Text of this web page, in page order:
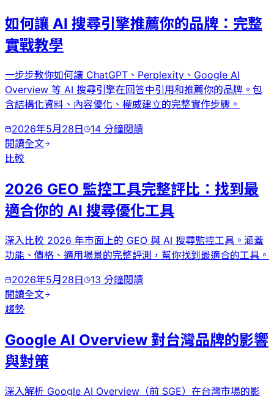
如何讓 AI 搜尋引擎推薦你的品牌：完整
實戰教學
一步步教你如何讓 ChatGPT、Perplexity、Google AI
Overview 等 AI 搜尋引擎在回答中引用和推薦你的品牌。包
含結構化資料、內容優化、權威建立的完整實作步驟。
2026年5月28日
14 分鐘閱讀
閱讀全文
比較
2026 GEO 監控工具完整評比：找到最
適合你的 AI 搜尋優化工具
深入比較 2026 年市面上的 GEO 與 AI 搜尋監控工具。涵蓋
功能、價格、適用場景的完整評測，幫你找到最適合的工具。
2026年5月28日
13 分鐘閱讀
閱讀全文
趨勢
Google AI Overview 對台灣品牌的影響
與對策
深入解析 Google AI Overview（前 SGE）在台灣市場的影